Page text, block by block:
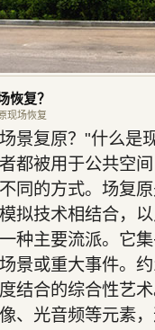
恢复？
现场恢复
景复原？"什么是
都被用于公共空
同的方式。场复
拟技术相结合，
种主要流派。它
景或重大事件。
结合的综合性艺
、光音频等元素